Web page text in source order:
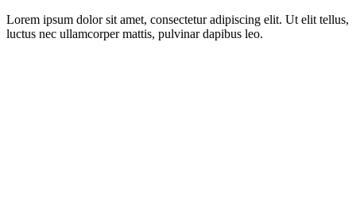
Lorem ipsum dolor sit amet, consectetur adipiscing elit. Ut elit tellus,
luctus nec ullamcorper mattis, pulvinar dapibus leo.